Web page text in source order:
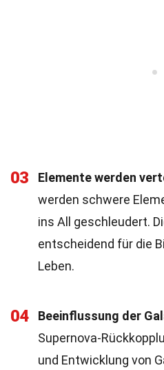
03 Elemente werden
werden schwere
ins All geschleudert.
entscheidend für die
Leben.
04 Beeinflussung der
Supernova-
und Entwicklung von